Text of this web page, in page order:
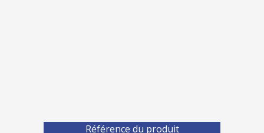
Référence du produit